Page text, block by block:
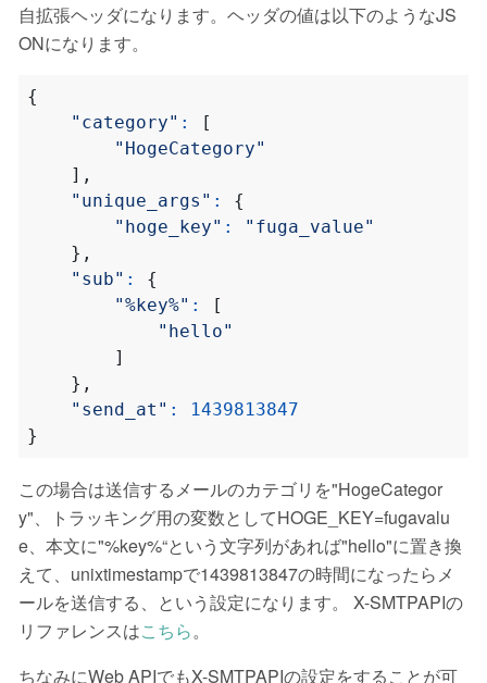
自拡張ヘッダになります。ヘッダの値は以下のようなJS
ONになります。
{
"category" :
[
"HogeCategory"
],
"unique_args" :
{
"hoge_key" :
"fuga_value"
},
"sub" :
{
"%key%" :
[
"hello"
]
},
"send_at" :
1439813847
}
この場合は送信するメールのカテゴリを"HogeCategor
y"、トラッキング用の変数としてHOGE_KEY=fugavalu
e、本文に"%key%“という文字列があれば"hello"に置き換
えて、unixtimestampで1439813847の時間になったらメ
ールを送信する、という設定になります。 X-SMTPAPIの
リファレンスはこちら。
ちなみにWeb APIでもX-SMTPAPIの設定をすることが可